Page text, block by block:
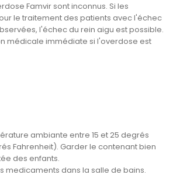
Famvir sont inconnus. Si les
le traitement des patients avec l'échec
l'échec du rein aigu est possible.
médicale immédiate si l'overdose est
ambiante entre 15 et 25 degrés
Fahrenheit). Garder le contenant bien
des enfants.
medicaments dans la salle de bains.